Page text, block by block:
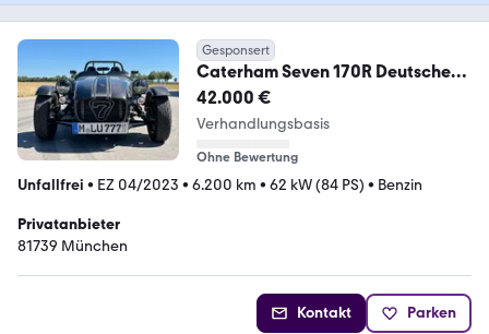
Gesponsert
Caterham Seven 170R Deutsches
Auto. Sehr gepflegt
42.000 €
Verhandlungsbasis
Ohne Bewertung
Unfallfrei • EZ 04/2023 • 6.200 km • 62 kW (84 PS) • Benzin
Privatanbieter
81739 München
Kontakt Parken